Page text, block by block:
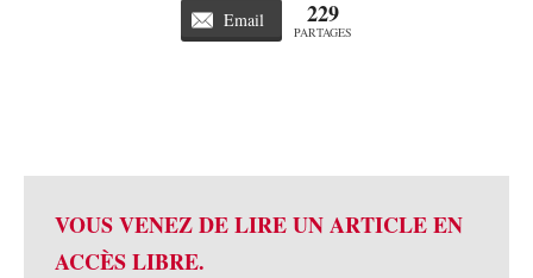
Email 229
PARTAGES
VOUS VENEZ DE LIRE UN ARTICLE EN
ACCÈS LIBRE.